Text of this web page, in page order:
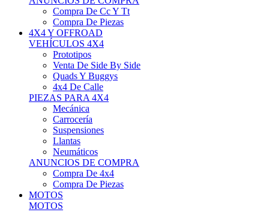
Compra De Piezas
4X4 Y OFFROAD
VEHÍCULOS 4X4
Prototipos
Venta De Side By Side
Quads Y Buggys
4x4 De Calle
PIEZAS PARA 4X4
Mecánica
Carrocería
Suspensiones
Llantas
Neumáticos
ANUNCIOS DE COMPRA
Compra De 4x4
Compra De Piezas
MOTOS
MOTOS
Motos De Circuito